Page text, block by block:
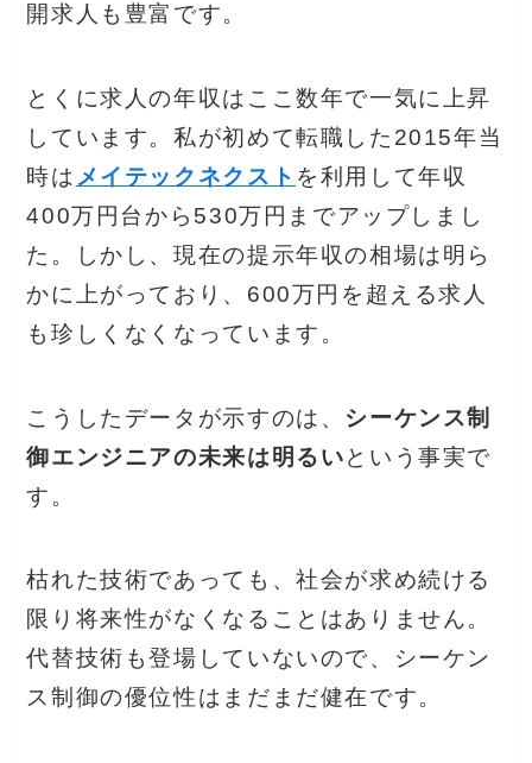
開求人も豊富です。
とくに求人の年収はここ数年で一気に上昇
しています。私が初めて転職した2015年当
時は メイテックネクスト を利用して年収
400万円台から530万円までアップしまし
た。しかし、現在の提示年収の相場は明ら
かに上がっており、600万円を超える求人
も珍しくなくなっています。
こうしたデータが示すのは、 シーケンス制
御エンジニアの未来は明るいという事実で
す。
枯れた技術であっても、社会が求め続ける
限り将来性がなくなることはありません。
代替技術も登場していないので、シーケン
ス制御の優位性はまだまだ健在です。